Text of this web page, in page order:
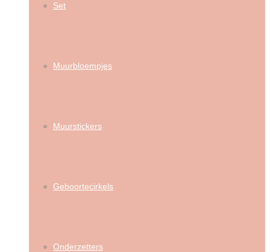
Set
Muurbloempjes
Muurstickers
Geboortecirkels
Onderzetters